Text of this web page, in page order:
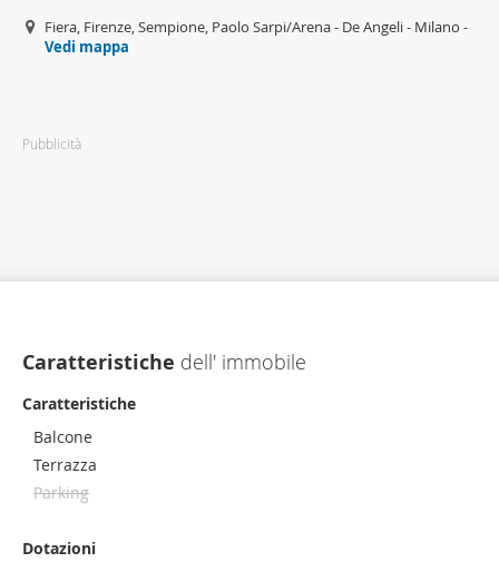
Pubblicità
Fiera, Firenze, Sempione, Paolo Sarpi/Arena - De Angeli - Milano -
Vedi mappa
Caratteristiche dell' immobile
Caratteristiche
Balcone
Terrazza
Parking
Dotazioni